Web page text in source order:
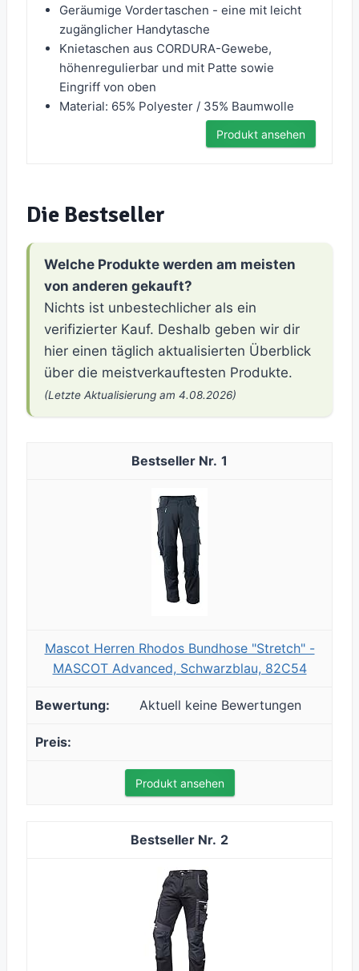
Geräumige Vordertaschen - eine mit leicht
zugänglicher Handytasche
Knietaschen aus CORDURA-Gewebe,
höhenregulierbar und mit Patte sowie
Eingriff von oben
Material: 65% Polyester / 35% Baumwolle
Produkt ansehen
Die Bestseller
Welche Produkte werden am meisten
von anderen gekauft?
Nichts ist unbestechlicher als ein
verifizierter Kauf. Deshalb geben wir dir
hier einen täglich aktualisierten Überblick
über die meistverkauftesten Produkte.
(Letzte Aktualisierung am 4.08.2026)
1
Mascot Herren Rhodos Bundhose "Stretch" -
MASCOT Advanced, Schwarzblau, 82C54
Aktuell keine Bewertungen
Produkt ansehen
2